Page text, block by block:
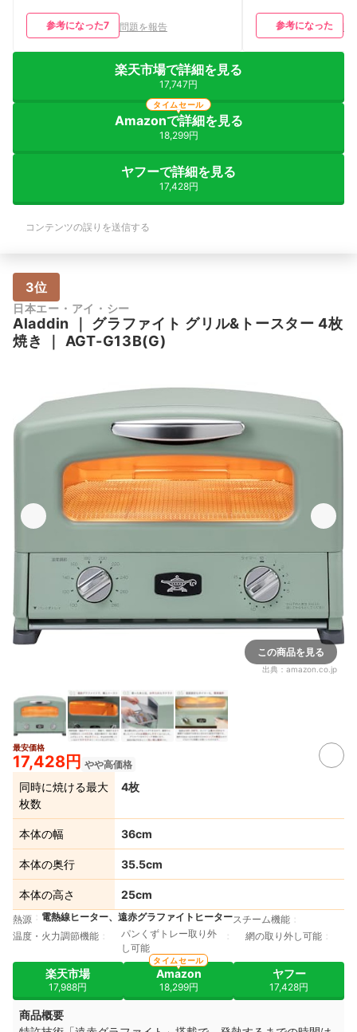
で使い勝手が良く、おすすめです。
参考になった7 問題を報告 参考になった
楽天市場で詳細を見る
17,747円
Amazonで詳細を見る
18,299円
タイムセール
ヤフーで詳細を見る
17,428円
コンテンツの誤りを送信する
3位
日本エー・アイ・シー
Aladdin
グラファイト グリル&トースター 4枚
焼き
‎AGT-G13B(G)
この商品を見る
出典： amazon.co.jp
最安価格
17,428円 やや高価格
同時に焼ける最大
枚数
4枚
本体の幅 36cm
本体の奥行 35.5cm
本体の高さ 25cm
熱源 電熱線ヒーター、遠赤グラファイトヒータースチーム機能
温度・火力調節機能
パンくずトレー取り外
し可能
網の取り外し可能
楽天市場
17,988円
Amazon
18,299円
タイムセール
ヤフー
17,428円
商品概要